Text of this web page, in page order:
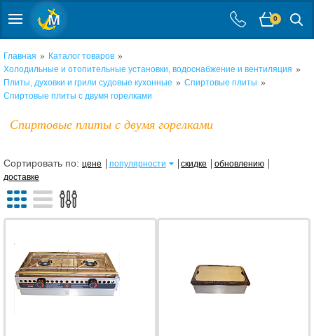
0
Главная » Каталог товаров »
Холодильные и отопительные установки, водоснабжение и вентиляция »
Плиты, духовки и грили судовые кухонные » Спиртовые плиты »
Спиртовые плиты с двумя горелками
Спиртовые плиты с двумя горелками
Сортировать по: цене популярности скидке
обновлению
доставке